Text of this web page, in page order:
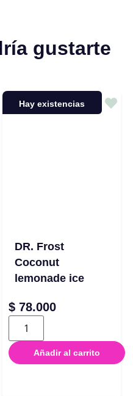
gustarte
Hay existencias
DR. Frost
Coconut
lemonade ice
$ 78.000
Añadir al carrito